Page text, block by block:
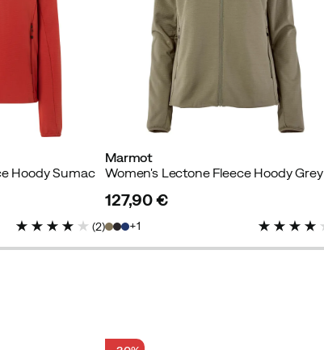
Hoody Sumac
(2)
Marmot
Women's Lectone Fleece Hoody Grey
127,90 €
1